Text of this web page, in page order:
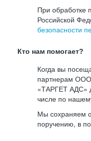
При обработке
Российской
безопасности
Кто нам помогает?
Когда вы
партнерам
«ТАРГЕТ АДС»
числе по
Мы сохраняем
поручению, в